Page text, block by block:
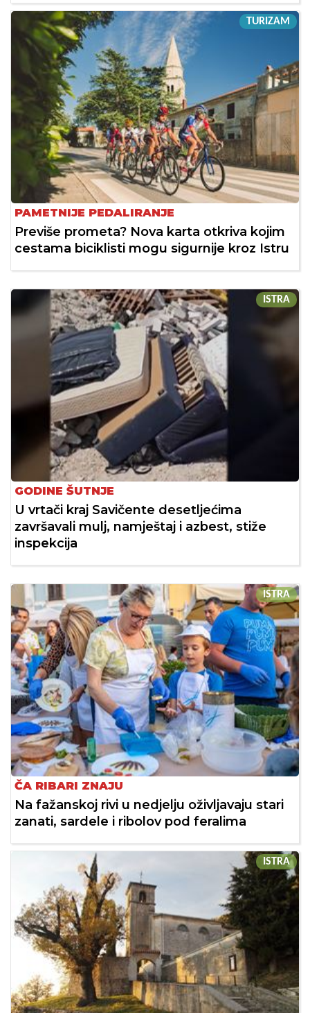
TURIZAM
PAMETNIJE PEDALIRANJE
Previše prometa? Nova karta otkriva kojim
cestama biciklisti mogu sigurnije kroz Istru
ISTRA
GODINE ŠUTNJE
U vrtači kraj Savičente desetljećima
završavali mulj, namještaj i azbest, stiže
inspekcija
ISTRA
ČA RIBARI ZNAJU
Na fažanskoj rivi u nedjelju oživljavaju stari
zanati, sardele i ribolov pod feralima
ISTRA